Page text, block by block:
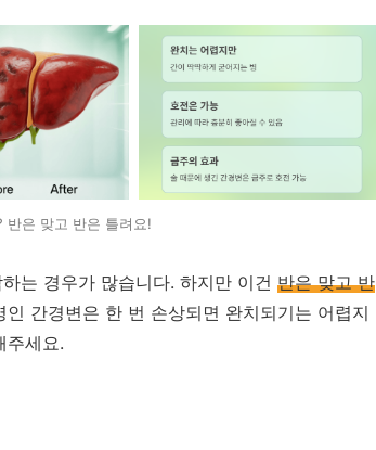
반은 맞고 반은 틀려요!
는 경우가 많습니다. 하지만 이건 반은 맞고 반
간경변은 한 번 손상되면 완치되기는 어렵지
주세요.